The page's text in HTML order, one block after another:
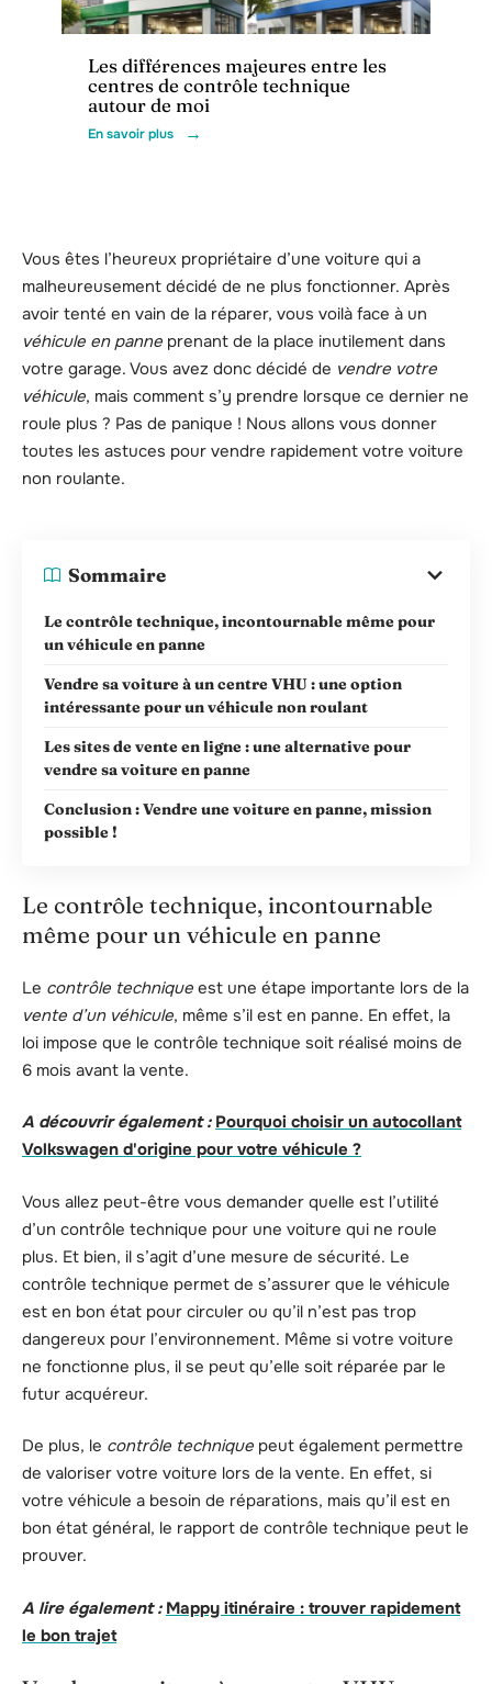
Actu
Les différences majeures entre les
centres de contrôle technique
autour de moi
En savoir plus
Vous êtes l’heureux propriétaire d’une voiture qui a
malheureusement décidé de ne plus fonctionner. Après
avoir tenté en vain de la réparer, vous voilà face à un
véhicule en panne prenant de la place inutilement dans
votre garage. Vous avez donc décidé de vendre votre
véhicule, mais comment s’y prendre lorsque ce dernier ne
roule plus ? Pas de panique ! Nous allons vous donner
toutes les astuces pour vendre rapidement votre voiture
non roulante.
Sommaire
Le contrôle technique, incontournable même pour
un véhicule en panne
Vendre sa voiture à un centre VHU : une option
intéressante pour un véhicule non roulant
Les sites de vente en ligne : une alternative pour
vendre sa voiture en panne
Conclusion : Vendre une voiture en panne, mission
possible !
Le contrôle technique, incontournable
même pour un véhicule en panne
Le contrôle technique est une étape importante lors de la
vente d’un véhicule, même s’il est en panne. En effet, la
loi impose que le contrôle technique soit réalisé moins de
6 mois avant la vente.
A découvrir également : Pourquoi choisir un autocollant
Volkswagen d'origine pour votre véhicule ?
Vous allez peut-être vous demander quelle est l’utilité
d’un contrôle technique pour une voiture qui ne roule
plus. Et bien, il s’agit d’une mesure de sécurité. Le
contrôle technique permet de s’assurer que le véhicule
est en bon état pour circuler ou qu’il n’est pas trop
dangereux pour l’environnement. Même si votre voiture
ne fonctionne plus, il se peut qu’elle soit réparée par le
futur acquéreur.
De plus, le contrôle technique peut également permettre
de valoriser votre voiture lors de la vente. En effet, si
votre véhicule a besoin de réparations, mais qu’il est en
bon état général, le rapport de contrôle technique peut le
prouver.
A lire également : Mappy itinéraire : trouver rapidement
le bon trajet